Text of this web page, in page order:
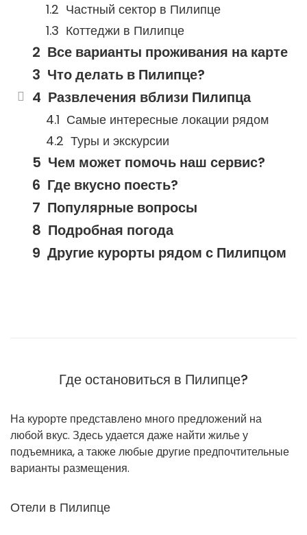
Частный сектор в Пилипце
Коттеджи в Пилипце
Все варианты проживания на карте
Что делать в Пилипце?
Развлечения вблизи Пилипца
Самые интересные локации рядом
Туры и экскурсии
Чем может помочь наш сервис?
Где вкусно поесть?
Популярные вопросы
Подробная погода
Другие курорты рядом с Пилипцом
Где остановиться в Пилипце?
На курорте представлено много предложений на
любой вкус. Здесь удается даже найти жилье у
подъемника, а также любые другие предпочтительные
варианты размещения.
Отели в Пилипце